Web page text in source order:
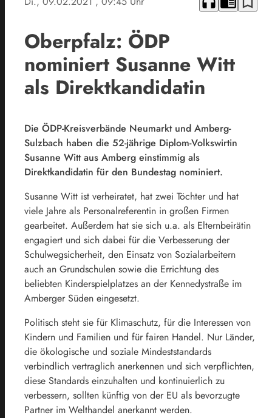
Oberpfalz: ÖDP
nominiert Susanne Witt
als Direktkandidatin
Die ÖDP-Kreisverbände Neumarkt und Amberg-
Sulzbach haben die 52-jährige Diplom-Volkswirtin
Susanne Witt aus Amberg einstimmig als
Direktkandidatin für den Bundestag nominiert.
Susanne Witt ist verheiratet, hat zwei Töchter und hat
viele Jahre als Personalreferentin in großen Firmen
gearbeitet. Außerdem hat sie sich u.a. als Elternbeirätin
engagiert und sich dabei für die Verbesserung der
Schulwegsicherheit, den Einsatz von Sozialarbeitern
auch an Grundschulen sowie die Errichtung des
beliebten Kinderspielplatzes an der Kennedystraße im
Amberger Süden eingesetzt.
Politisch steht sie für Klimaschutz, für die Interessen von
Kindern und Familien und für fairen Handel. Nur Länder,
die ökologische und soziale Mindeststandards
verbindlich vertraglich anerkennen und sich verpflichten,
diese Standards einzuhalten und kontinuierlich zu
verbessern, sollten künftig von der EU als bevorzugte
Partner im Welthandel anerkannt werden.